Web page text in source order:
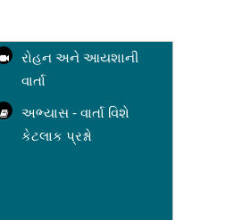
રોહન અને આયશાની
વાર્તા
અભ્યાસ - વાર્તા વિશે
કેટલાક પ્રશ્નો